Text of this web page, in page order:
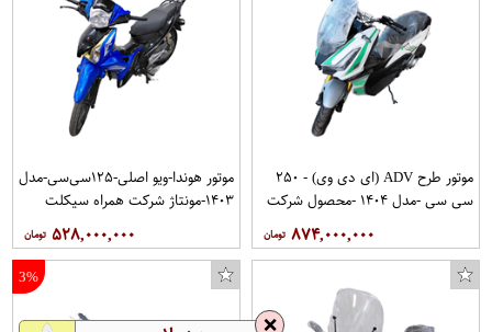
موتور طرح ADV (ای دی وی) - ۲۵۰
سی سی -مدل ۱۴۰۴ -محصول شرکت
همراه سیکلت جهان - دارای رادیاتور
آب ، دارای سیستم ترمز ABS۸۷۴,۰۰۰,۰۰۰
موتور هوندا-ویو اصلی-۱۲۵سی‌سی-مدل
۱۴۰۳-مونتاژ شرکت همراه سیکلت
۵۲۸,۰۰۰,۰۰۰
3%
❌